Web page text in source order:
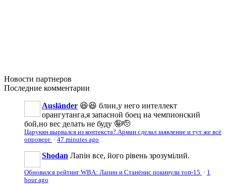
Новости партнеров
Последние комментарии
Ausländer 😆😆 блин,у него интеллект
орангутанга,я запасной боец на чемпионский
бой,но вес делать не буду 🤪🫡
Царукян вырвался из контекста? Арман сделал заявление и тут же всё
опроверг · 47 minutes ago
Shodan Лапін все, його рівень зрозумілий.
Обновился рейтинг WBA: Лапин и Станёнис покинули топ-15 · 1
hour ago